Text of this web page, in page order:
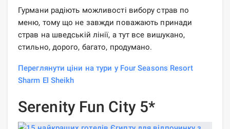
Гурмани радіють можливості вибору страв по
меню, тому що не завжди поважають принади
страв на шведській лінії, а тут все вишукано,
стильно, дорого, багато, продумано.
Переглянути ціни на тури у Four Seasons Resort
Sharm El Sheikh
Serenity Fun City 5*